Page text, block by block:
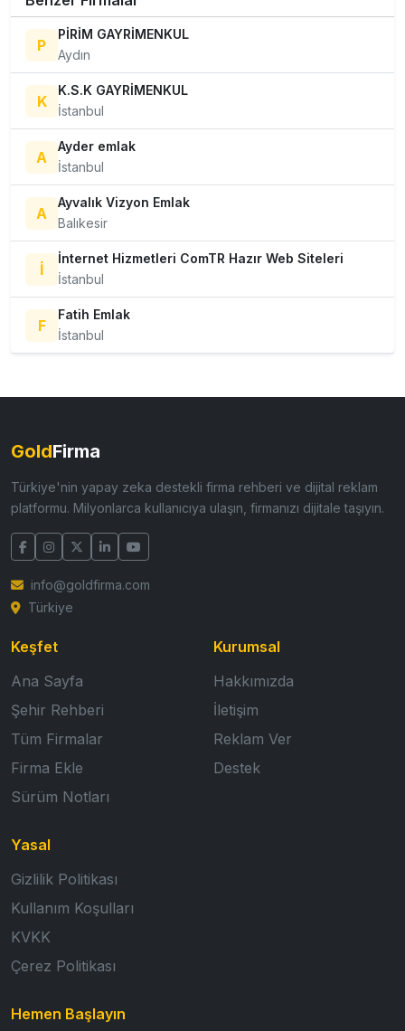
P
PİRİM GAYRİMENKUL
Aydın
K
K.S.K GAYRİMENKUL
İstanbul
A
Ayder emlak
İstanbul
A
Ayvalık Vizyon Emlak
Balıkesir
İ
İnternet Hizmetleri ComTR Hazır Web Siteleri
İstanbul
F
Fatih Emlak
İstanbul
GoldFirma
Türkiye'nin yapay zeka destekli firma rehberi ve dijital reklam
platformu. Milyonlarca kullanıcıya ulaşın, firmanızı dijitale taşıyın.
info@goldfirma.com
Türkiye
Keşfet
Ana Sayfa
Şehir Rehberi
Tüm Firmalar
Firma Ekle
Sürüm Notları
Kurumsal
Hakkımızda
İletişim
Reklam Ver
Destek
Yasal
Gizlilik Politikası
Kullanım Koşulları
KVKK
Çerez Politikası
Hemen Başlayın